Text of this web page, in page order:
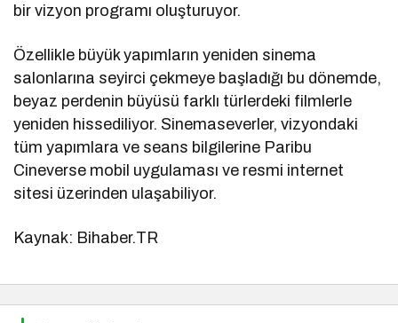
bir vizyon programı oluşturuyor.
Özellikle büyük yapımların yeniden sinema
salonlarına seyirci çekmeye başladığı bu dönemde,
beyaz perdenin büyüsü farklı türlerdeki filmlerle
yeniden hissediliyor. Sinemaseverler, vizyondaki
tüm yapımlara ve seans bilgilerine Paribu
Cineverse mobil uygulaması ve resmi internet
sitesi üzerinden ulaşabiliyor.
Kaynak: Bihaber.TR